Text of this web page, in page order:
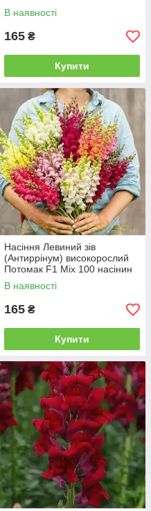
насінин Pan American
В наявності
165 ₴
Купити
Насіння Левиний зів
(Антиррінум) високорослий
Потомак F1 Mix 100 насінин
Pan American
В наявності
165 ₴
Купити